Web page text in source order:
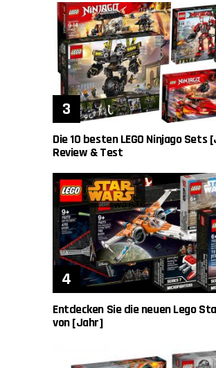
Die 10 besten LEGO Ninjago Sets
Review & Test
Entdecken Sie die neuen Lego
von [Jahr]